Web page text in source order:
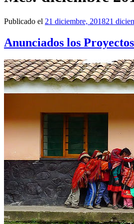
Publicado el 21 diciembre, 201821
Anunciados los